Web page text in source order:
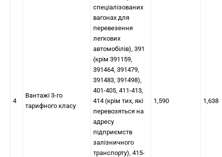
4
Вантажі 3-го
тарифного класу
спеціалізованих
вагонах для
перевезення
легкових
автомобілів), 391
(крім 391159,
391464, 391479,
391483, 391498),
401-405, 411-413,
414 (крім тих, які
перевозяться на
адресу
підприємств
залізничного
транспорту), 415-
1,590 1,638